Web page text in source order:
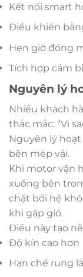
Kết nối smart
Điều khiển
Hẹn giờ đóng
Tích hợp cảm
Nguyên lý
Nhiều khách
thắc mắc: “Vì
Nguyên lý
bên mép vải.
Khi motor vận
xuống bên
chặt bởi hệ
khi gặp gió.
Điều này tạo
Độ kín cao hơn
Hạn chế rung